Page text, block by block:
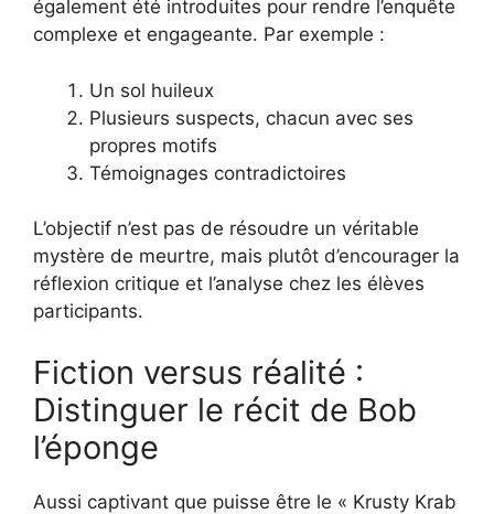
également été introduites pour rendre l’enquête
complexe et engageante. Par exemple :
Un sol huileux
Plusieurs suspects, chacun avec ses
propres motifs
Témoignages contradictoires
L’objectif n’est pas de résoudre un véritable
mystère de meurtre, mais plutôt d’encourager la
réflexion critique et l’analyse chez les élèves
participants.
Fiction versus réalité :
Distinguer le récit de Bob
l’éponge
Aussi captivant que puisse être le « Krusty Krab